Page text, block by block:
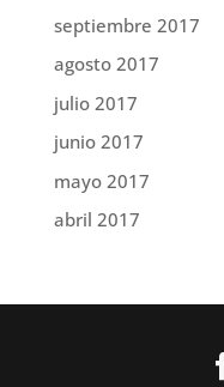
septiembre 2017
agosto 2017
julio 2017
junio 2017
mayo 2017
abril 2017